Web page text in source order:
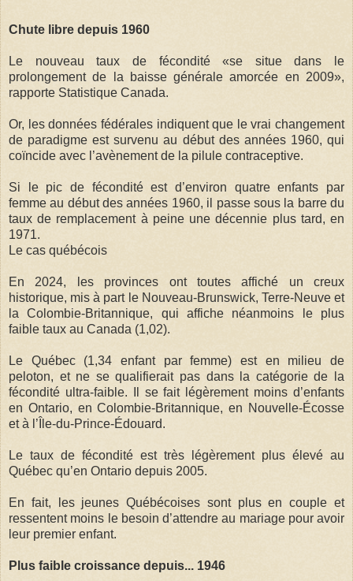
Chute libre depuis 1960
Le nouveau taux de fécondité «se situe dans le
prolongement de la baisse générale amorcée en 2009»,
rapporte Statistique Canada.
Or, les données fédérales indiquent que le vrai changement
de paradigme est survenu au début des années 1960, qui
coïncide avec l’avènement de la pilule contraceptive.
Si le pic de fécondité est d’environ quatre enfants par
femme au début des années 1960, il passe sous la barre du
taux de remplacement à peine une décennie plus tard, en
1971.
Le cas québécois
En 2024, les provinces ont toutes affiché un creux
historique, mis à part le Nouveau-Brunswick, Terre-Neuve et
la Colombie-Britannique, qui affiche néanmoins le plus
faible taux au Canada (1,02).
Le Québec (1,34 enfant par femme) est en milieu de
peloton, et ne se qualifierait pas dans la catégorie de la
fécondité ultra-faible. Il se fait légèrement moins d’enfants
en Ontario, en Colombie-Britannique, en Nouvelle-Écosse
et à l’Île-du-Prince-Édouard.
Le taux de fécondité est très légèrement plus élevé au
Québec qu’en Ontario depuis 2005.
En fait, les jeunes Québécoises sont plus en couple et
ressentent moins le besoin d’attendre au mariage pour avoir
leur premier enfant.
Plus faible croissance depuis... 1946